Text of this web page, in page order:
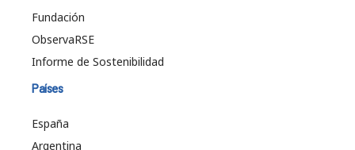
Fundación
ObservaRSE
Informe de Sostenibilidad
Países
España
Argentina